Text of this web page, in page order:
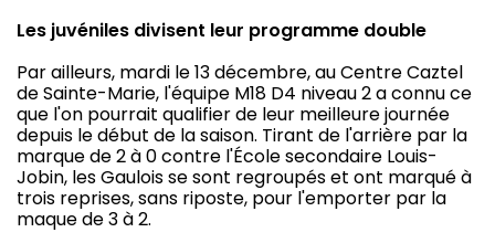
Les juvéniles divisent leur programme double
Par ailleurs, mardi le 13 décembre, au Centre Caztel
de Sainte-Marie, l'équipe M18 D4 niveau 2 a connu ce
que l'on pourrait qualifier de leur meilleure journée
depuis le début de la saison. Tirant de l'arrière par la
marque de 2 à 0 contre l'École secondaire Louis-
Jobin, les Gaulois se sont regroupés et ont marqué à
trois reprises, sans riposte, pour l'emporter par la
maque de 3 à 2.